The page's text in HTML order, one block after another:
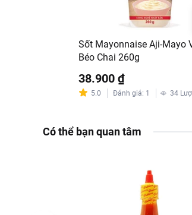
Sốt Mayonnaise Aji-Mayo
Béo Chai 260g
38.900 ₫
5.0 Đánh giá: 1 34
Có thể bạn quan tâm